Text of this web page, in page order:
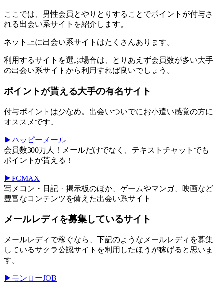
ここでは、男性会員とやりとりすることでポイントが付与さ
れる出会い系サイトを紹介します。
ネット上に出会い系サイトはたくさんあります。
利用するサイトを選ぶ場合は、とりあえず会員数が多い大手
の出会い系サイトから利用すれば良いでしょう。
ポイントが貰える大手の有名サイト
付与ポイントは少なめ。出会いついでにお小遣い感覚の方に
オススメです。
▶ハッピーメール
会員数300万人！メールだけでなく、テキストチャットでも
ポイントが貰える！
▶PCMAX
写メコン・日記・掲示板のほか、ゲームやマンガ、映画など
豊富なコンテンツを備えた出会い系サイト
メールレディを募集しているサイト
メールレディで稼ぐなら、下記のようなメールレディを募集
しているサクラ公認サイトを利用したほうが稼げると思いま
す。
▶モンローJOB